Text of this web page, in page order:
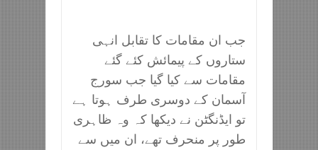
جب ان مقامات کا تقابل انہی
ستاروں کے پیمائش کئے گئے
مقامات سے کیا گیا جب سورج
آسمان کے دوسری طرف ہوتا ہے
تو ایڈنگٹن نے دیکھا کہ وہ ظاہری
طور پر منحرف تھے، ان میں سے